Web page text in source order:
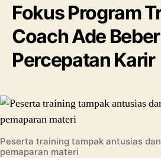
Fokus Program
Coach Ade
Percepatan Karir
Peserta training tampak antusias
pemaparan materi